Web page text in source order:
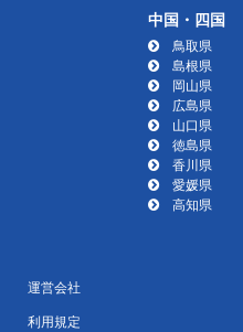
中国・四国
鳥取県
島根県
岡山県
広島県
山口県
徳島県
香川県
愛媛県
高知県
運営会社
利用規定